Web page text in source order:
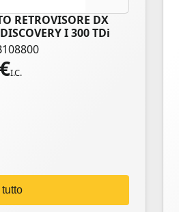
RETROVISORE DX
I 300 TDi
€I.C.
tutto